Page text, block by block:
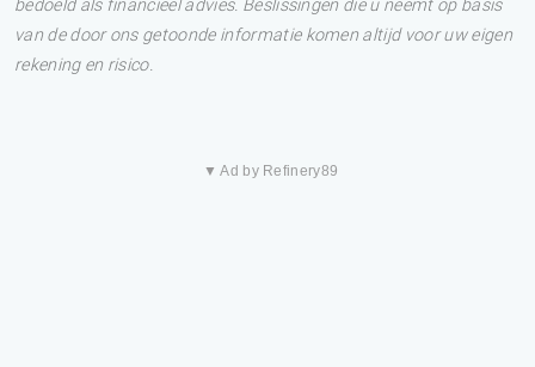
bedoeld als financieel advies. Beslissingen die u neemt op basis
van de door ons getoonde informatie komen altijd voor uw eigen
rekening en risico.
▼ Ad by Refinery89